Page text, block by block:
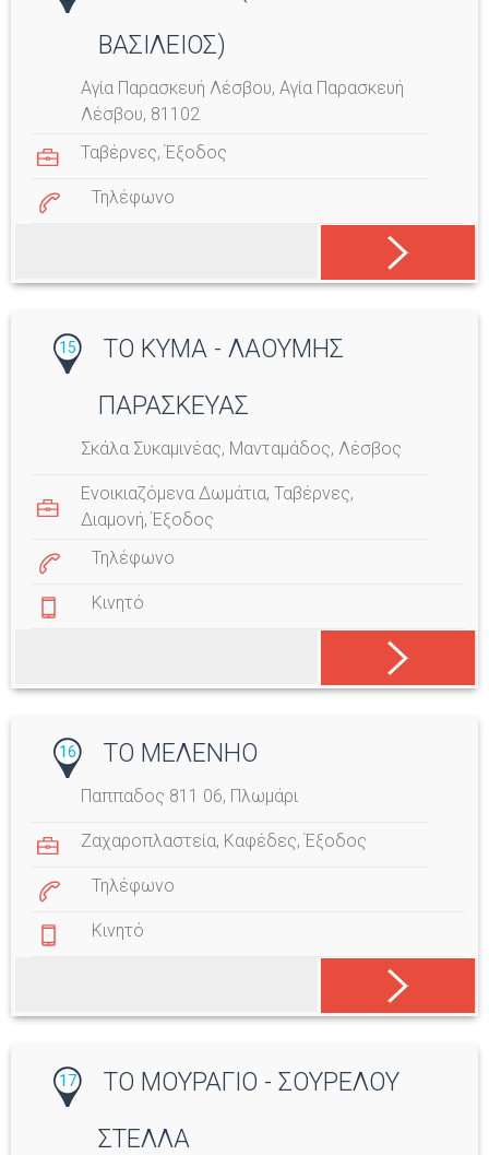
ΒΑΣΙΛΕΙΟΣ)
Αγία Παρασκευή Λέσβου, Αγία Παρασκευή
Λέσβου, 81102
Ταβέρνες,Έξοδος
Τηλέφωνο
15
ΤΟ ΚΥΜΑ - ΛΑΟΥΜΗΣ
ΠΑΡΑΣΚΕΥΑΣ
Σκάλα Συκαμινέας, Μανταμάδος, Λέσβος
Ενοικιαζόμενα Δωμάτια,Ταβέρνες,
Διαμονή,Έξοδος
Τηλέφωνο
Κινητό
16 ΤΟ ΜΕΛΕΝΗΟ
Παππαδος 811 06, Πλωμάρι
Ζαχαροπλαστεία, Καφέδες,Έξοδος
Τηλέφωνο
Κινητό
17
ΤΟ ΜΟΥΡΑΓΙΟ - ΣΟΥΡΕΛΟΥ
ΣΤΕΛΛΑ